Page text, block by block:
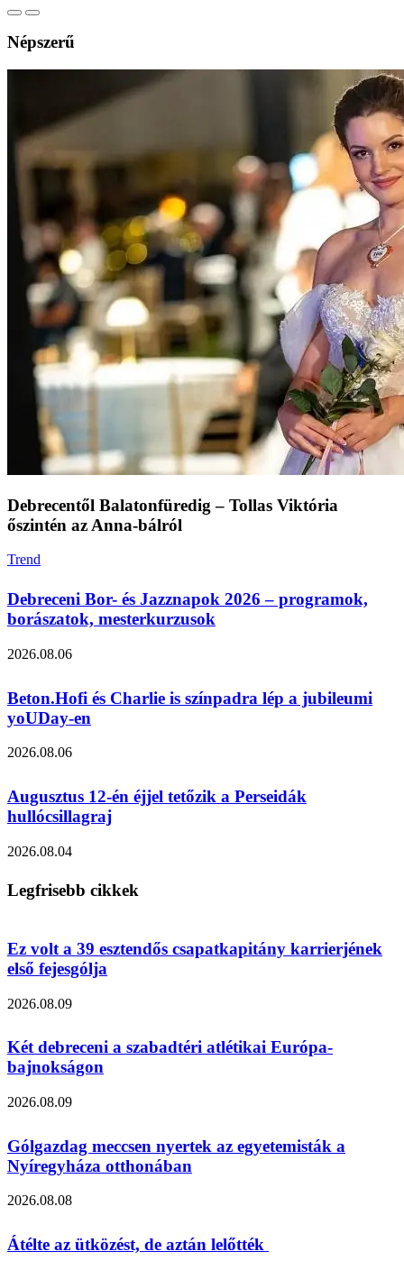
Népszerű
Debrecentől Balatonfüredig – Tollas Viktória
őszintén az Anna‑bálról
Trend
Debreceni Bor- és Jazznapok 2026 – programok,
borászatok, mesterkurzusok
2026.08.06
Beton.Hofi és Charlie is színpadra lép a jubileumi
yoUDay-en
2026.08.06
Augusztus 12-én éjjel tetőzik a Perseidák
hullócsillagraj
2026.08.04
Legfrisebb cikkek
Ez volt a 39 esztendős csapatkapitány karrierjének
első fejesgólja
2026.08.09
Két debreceni a szabadtéri atlétikai Európa-
bajnokságon
2026.08.09
Gólgazdag meccsen nyertek az egyetemisták a
Nyíregyháza otthonában
2026.08.08
Átélte az ütközést, de aztán lelőtték